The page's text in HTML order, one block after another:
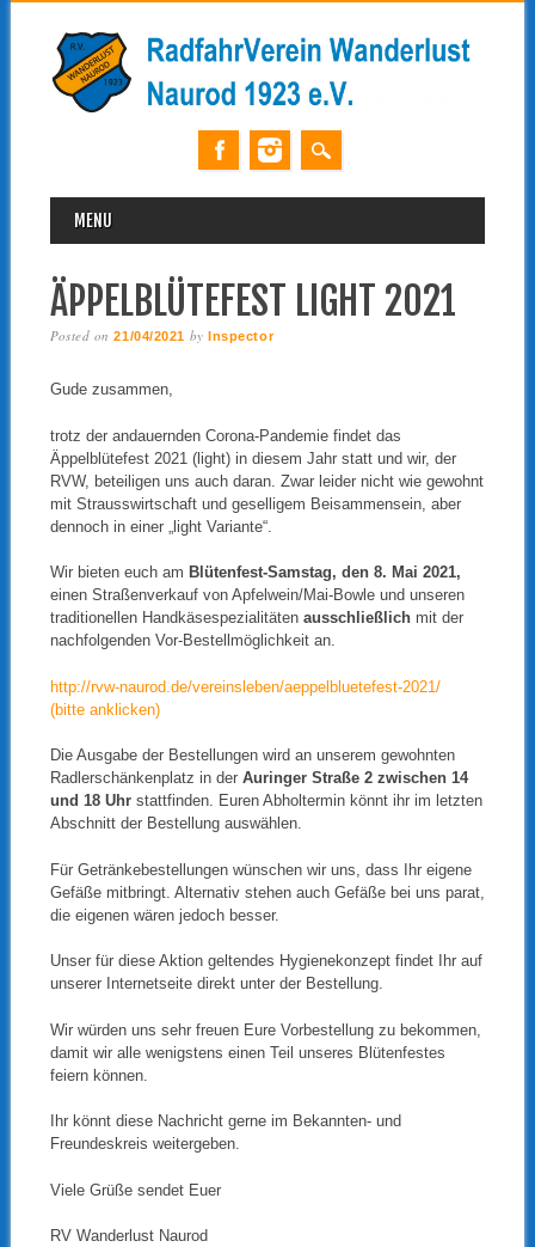
MAIN MENU
MENU
ÄPPELBLÜTEFEST LIGHT 2021
Posted on21/04/2021 by Inspector
Gude zusammen,
trotz der andauernden Corona-Pandemie findet das
Äppelblütefest 2021 (light) in diesem Jahr statt und wir, der
RVW, beteiligen uns auch daran. Zwar leider nicht wie gewohnt
mit Strausswirtschaft und geselligem Beisammensein, aber
dennoch in einer „light Variante“.
Wir bieten euch am Blütenfest-Samstag, den 8. Mai 2021,
einen Straßenverkauf von Apfelwein/Mai-Bowle und unseren
traditionellen Handkäsespezialitäten ausschließlichmit der
nachfolgenden Vor-Bestellmöglichkeit an.
http://rvw-naurod.de/vereinsleben/aeppelbluetefest-2021/
(bitte anklicken)
Die Ausgabe der Bestellungen wird an unserem gewohnten
Radlerschänkenplatz in derAuringer Straße 2 zwischen 14
und 18 Uhr stattfinden. Euren Abholtermin könnt ihr im letzten
Abschnitt der Bestellung auswählen.
Für Getränkebestellungen wünschen wir uns, dass Ihr eigene
Gefäße mitbringt. Alternativ stehen auch Gefäße bei uns parat,
die eigenen wären jedoch besser.
Unser für diese Aktion geltendes Hygienekonzept findet Ihr auf
unserer Internetseite direkt unter der Bestellung.
Wir würden uns sehr freuen Eure Vorbestellung zu bekommen,
damit wir alle wenigstens einen Teil unseres Blütenfestes
feiern können.
Ihr könnt diese Nachricht gerne im Bekannten- und
Freundeskreis weitergeben.
Viele Grüße sendet Euer
RV Wanderlust Naurod